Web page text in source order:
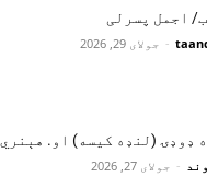
اجمل پسرلی
- جولای 29, 2026
ډوډۍ (لنډه کیسه) او. هېنري
- جولای 27, 2026